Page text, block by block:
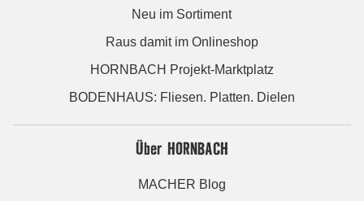
Neu im Sortiment
Raus damit im Onlineshop
HORNBACH Projekt-Marktplatz
BODENHAUS: Fliesen. Platten. Dielen
Über HORNBACH
MACHER Blog